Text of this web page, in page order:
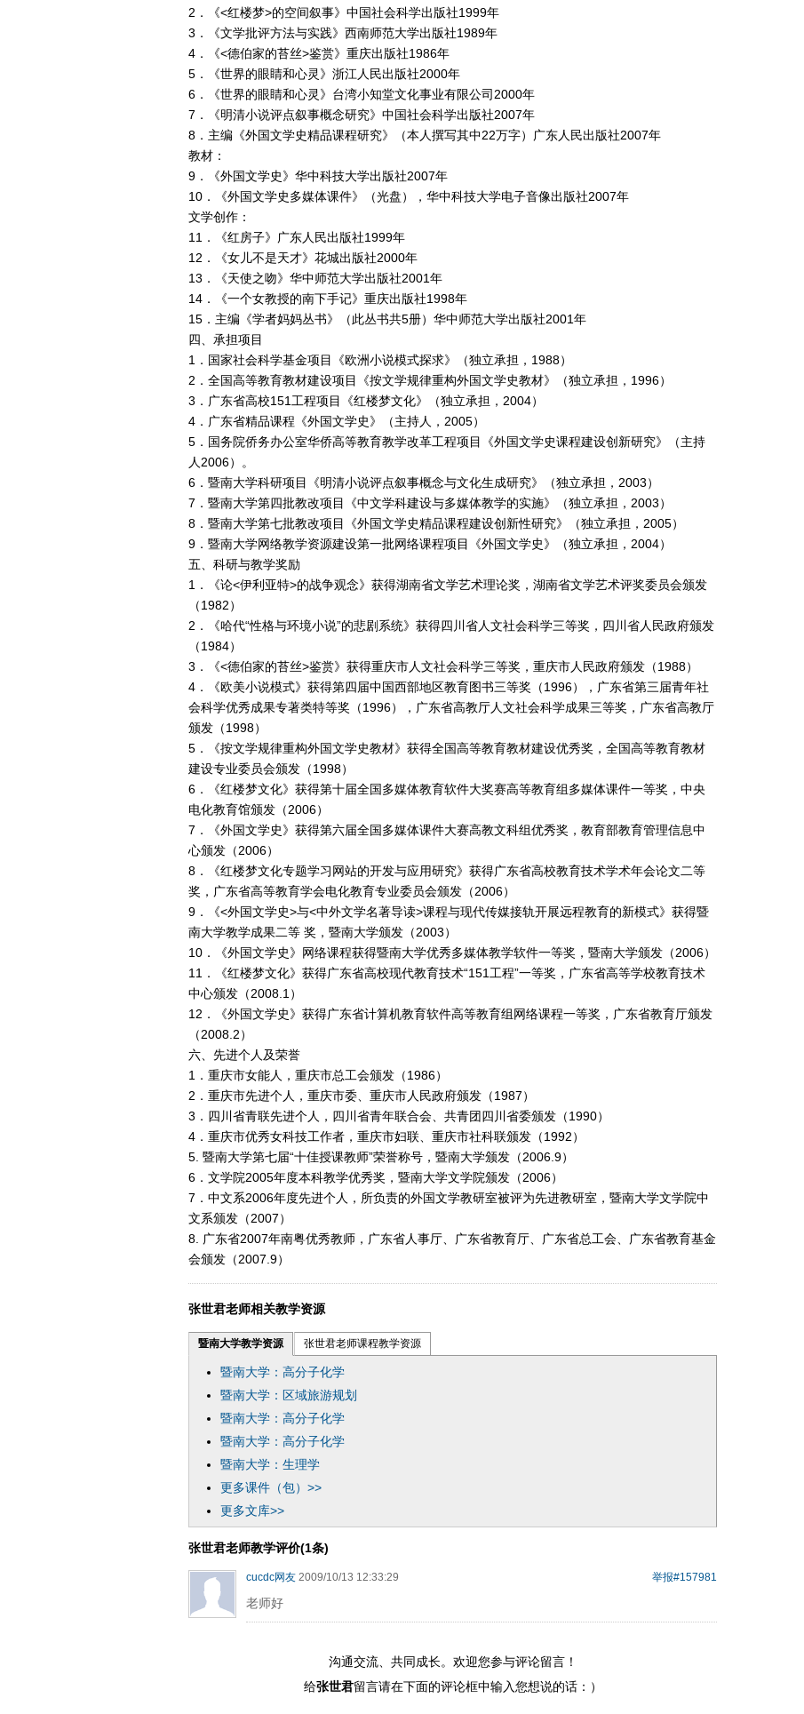
2．《<红楼梦>的空间叙事》中国社会科学出版社1999年
3．《文学批评方法与实践》西南师范大学出版社1989年
4．《<德伯家的苔丝>鉴赏》重庆出版社1986年
5．《世界的眼睛和心灵》浙江人民出版社2000年
6．《世界的眼睛和心灵》台湾小知堂文化事业有限公司2000年
7．《明清小说评点叙事概念研究》中国社会科学出版社2007年
8．主编《外国文学史精品课程研究》（本人撰写其中22万字）广东人民出版社2007年
教材：
9．《外国文学史》华中科技大学出版社2007年
10．《外国文学史多媒体课件》（光盘），华中科技大学电子音像出版社2007年
文学创作：
11．《红房子》广东人民出版社1999年
12．《女儿不是天才》花城出版社2000年
13．《天使之吻》华中师范大学出版社2001年
14．《一个女教授的南下手记》重庆出版社1998年
15．主编《学者妈妈丛书》（此丛书共5册）华中师范大学出版社2001年
四、承担项目
1．国家社会科学基金项目《欧洲小说模式探求》（独立承担，1988）
2．全国高等教育教材建设项目《按文学规律重构外国文学史教材》（独立承担，1996）
3．广东省高校151工程项目《红楼梦文化》（独立承担，2004）
4．广东省精品课程《外国文学史》（主持人，2005）
5．国务院侨务办公室华侨高等教育教学改革工程项目《外国文学史课程建设创新研究》（主持
人2006）。
6．暨南大学科研项目《明清小说评点叙事概念与文化生成研究》（独立承担，2003）
7．暨南大学第四批教改项目《中文学科建设与多媒体教学的实施》（独立承担，2003）
8．暨南大学第七批教改项目《外国文学史精品课程建设创新性研究》（独立承担，2005）
9．暨南大学网络教学资源建设第一批网络课程项目《外国文学史》（独立承担，2004）
五、科研与教学奖励
1．《论<伊利亚特>的战争观念》获得湖南省文学艺术理论奖，湖南省文学艺术评奖委员会颁发
（1982）
2．《哈代“性格与环境小说”的悲剧系统》获得四川省人文社会科学三等奖，四川省人民政府颁发
（1984）
3．《<德伯家的苔丝>鉴赏》获得重庆市人文社会科学三等奖，重庆市人民政府颁发（1988）
4．《欧美小说模式》获得第四届中国西部地区教育图书三等奖（1996），广东省第三届青年社
会科学优秀成果专著类特等奖（1996），广东省高教厅人文社会科学成果三等奖，广东省高教厅
颁发（1998）
5．《按文学规律重构外国文学史教材》获得全国高等教育教材建设优秀奖，全国高等教育教材
建设专业委员会颁发（1998）
6．《红楼梦文化》获得第十届全国多媒体教育软件大奖赛高等教育组多媒体课件一等奖，中央
电化教育馆颁发（2006）
7．《外国文学史》获得第六届全国多媒体课件大赛高教文科组优秀奖，教育部教育管理信息中
心颁发（2006）
8．《红楼梦文化专题学习网站的开发与应用研究》获得广东省高校教育技术学术年会论文二等
奖，广东省高等教育学会电化教育专业委员会颁发（2006）
9．《<外国文学史>与<中外文学名著导读>课程与现代传媒接轨开展远程教育的新模式》获得暨
南大学教学成果二等 奖，暨南大学颁发（2003）
10．《外国文学史》网络课程获得暨南大学优秀多媒体教学软件一等奖，暨南大学颁发（2006）
11．《红楼梦文化》获得广东省高校现代教育技术“151工程”一等奖，广东省高等学校教育技术
中心颁发（2008.1）
12．《外国文学史》获得广东省计算机教育软件高等教育组网络课程一等奖，广东省教育厅颁发
（2008.2）
六、先进个人及荣誉
1．重庆市女能人，重庆市总工会颁发（1986）
2．重庆市先进个人，重庆市委、重庆市人民政府颁发（1987）
3．四川省青联先进个人，四川省青年联合会、共青团四川省委颁发（1990）
4．重庆市优秀女科技工作者，重庆市妇联、重庆市社科联颁发（1992）
5. 暨南大学第七届“十佳授课教师”荣誉称号，暨南大学颁发（2006.9）
6．文学院2005年度本科教学优秀奖，暨南大学文学院颁发（2006）
7．中文系2006年度先进个人，所负责的外国文学教研室被评为先进教研室，暨南大学文学院中
文系颁发（2007）
8. 广东省2007年南粤优秀教师，广东省人事厅、广东省教育厅、广东省总工会、广东省教育基金
会颁发（2007.9）
张世君老师相关教学资源
暨南大学教学资源 张世君老师课程教学资源
暨南大学：高分子化学
暨南大学：区域旅游规划
暨南大学：高分子化学
暨南大学：高分子化学
暨南大学：生理学
更多课件（包）>>
更多文库>>
张世君老师教学评价(1条)
举报#157981
cucdc网友 2009/10/13 12:33:29
老师好
沟通交流、共同成长。欢迎您参与评论留言！
给张世君留言请在下面的评论框中输入您想说的话：）